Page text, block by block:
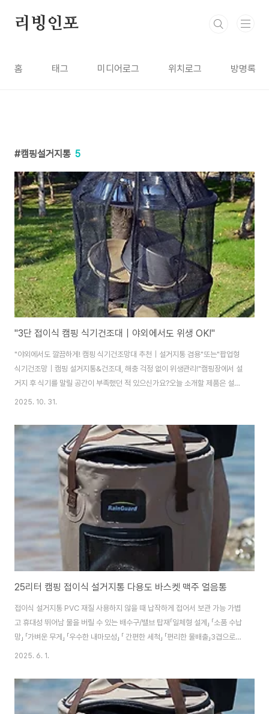
리빙인포
홈 태그 미디어로그 위치로그 방명록
캠핑설거지통 5
"3단 접이식 캠핑 식기건조대｜야외에서도 위생 OK!"
"야외에서도 깔끔하게! 캠핑 식기건조망대 추천｜설거지통 겸용"또는"팝업형
식기건조망｜캠핑 설거지통&건조대, 해충 걱정 없이 위생관리!"캠핑장에서 설
거지 후 식기를 말릴 공간이 부족했던 적 있으신가요?오늘 소개할 제품은 설거
지 후 깔끔한 건조까지 한 번에 해결할 수 있는캠핑 식기건조망대입니다.✔ 팝
치,사용 후엔 납작하게 접어 보관 가능해 공간 절약에 탁월합니다.✔ 3단 분리
구조 + 넉넉한 수납총 3칸 구조로 제작되어접시, 컵, 조리도구 등을 분리해서
위생적으로 건조할 수 있어요.✔ 통풍과 위생을 고려한 튼튼한 메쉬소재일반적
인 망보다 더 촘촘하고 내구성 강한 메쉬소재로 제작되어해충 침입을 막고 통
풍은 원활하게!식기건조뿐 아니라, 과일..
2025. 10. 31.
25리터 캠핑 접이식 설거지통 다용도 바스켓 맥주 얼음통
접이식 설거지통 PVC 재질 사용하지 않을 때 납작하게 접어서 보관 가능 가볍
고 휴대성 뛰어남 물을 버릴 수 있는 배수구/밸브 탑재「일체형 설계」 「소품 수납
망」 「가벼운 무게」 「우수한 내마모성」 「 간편한 세척」 「편리한 물배출」3겹으로
두꺼운 PVC 소재 채택 쉽게 직립이 가능합니다.아래로 누르면 쉽게 접히는 구
틱 방수기술 처리 우수한 방수력을 자랑합니다. 양쪽 손잡이를 보강하고 넓혀
서 찢어짐을 방지하고 휴대가 간편하도록 세심하게 제작되었습니다.내부 용량
이 커서 설거지 거리를 많이 담을수 있습니다. 물을 뜰때도 효과적! 25L의 대
2025. 6. 1.